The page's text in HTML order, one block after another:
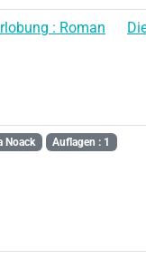
: Roman
Noack Auflagen : 1